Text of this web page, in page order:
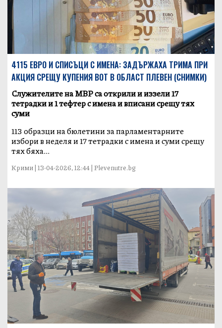
4115 ЕВРО И СПИСЪЦИ С ИМЕНА: ЗАДЪРЖАХА ТРИМА ПРИ
АКЦИЯ СРЕЩУ КУПЕНИЯ ВОТ В ОБЛАСТ ПЛЕВЕН (СНИМКИ)
Служителите на МВР са открили и иззели 17
тетрадки и 1 тефтер с имена и вписани срещу тях
суми
113 образци на бюлетини за парламентарните
избори в неделя и 17 тетрадки с имена и суми срещу
тях бяха...
Крими | 13-04-2026, 12:44 | Plevenutre.bg